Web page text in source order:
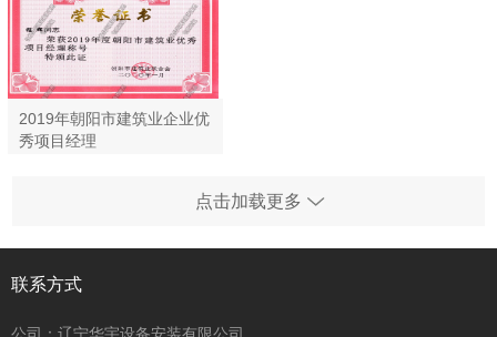
2019年朝阳市建筑业企业优
秀项目经理
点击加载更多
联系方式